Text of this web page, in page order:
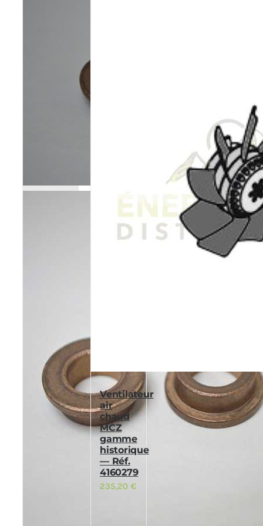
Conduit de fumées
Ventilateur
air
chaud
MCZ
gamme
historique
— Réf.
4160279
235,20 €